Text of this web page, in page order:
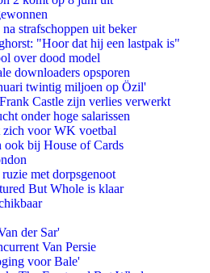
strafschoppen uit beker
"Hoor dat hij een lastpak is"
over dood model
downloaders opsporen
twintig miljoen op Özil'
Castle zijn verlies verwerkt
onder hoge salarissen
voor WK voetbal
ook bij House of Cards
met dorpsgenoot
But Whole is klaar
der Sar'
Van Persie
voor Bale'